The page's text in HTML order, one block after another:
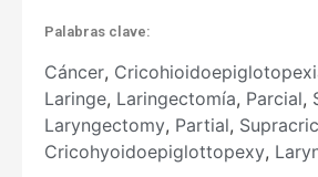
Palabras clave:
Cáncer,
Laringe, Laringectomía, Parcial,
Laryngectomy, Partial,
Cricohyoidoepiglottopexy,